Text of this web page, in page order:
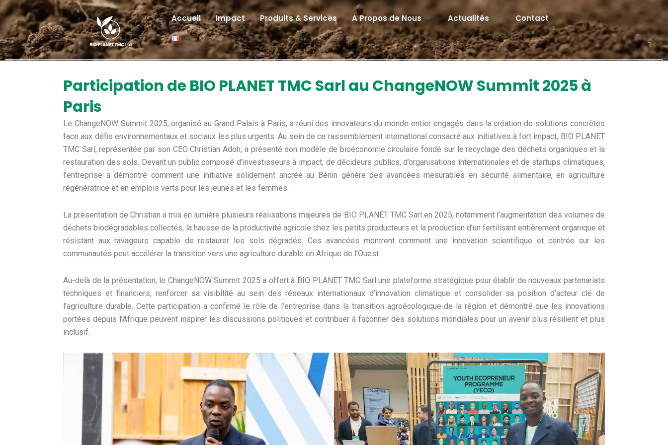
Aller
au
contenu
Accueil Impact Produits & Services A Propos de Nous Actualités Contact
Participation de BIO PLANET TMC Sarl au ChangeNOW Summit 2025 à
Paris
Le ChangeNOW Summit 2025, organisé au Grand Palais à Paris, a réuni des innovateurs du monde entier engagés dans la création de solutions concrètes
face aux défis environnementaux et sociaux les plus urgents. Au sein de ce rassemblement international consacré aux initiatives à fort impact, BIO PLANET
TMC Sarl, représentée par son CEO Christian Adoh, a présenté son modèle de bioéconomie circulaire fondé sur le recyclage des déchets organiques et la
restauration des sols. Devant un public composé d’investisseurs à impact, de décideurs publics, d’organisations internationales et de startups climatiques,
l’entreprise a démontré comment une initiative solidement ancrée au Bénin génère des avancées mesurables en sécurité alimentaire, en agriculture
régénératrice et en emplois verts pour les jeunes et les femmes.
La présentation de Christian a mis en lumière plusieurs réalisations majeures de BIO PLANET TMC Sarl en 2025, notamment l’augmentation des volumes de
déchets biodégradables collectés, la hausse de la productivité agricole chez les petits producteurs et la production d’un fertilisant entièrement organique et
résistant aux ravageurs capable de restaurer les sols dégradés. Ces avancées montrent comment une innovation scientifique et centrée sur les
communautés peut accélérer la transition vers une agriculture durable en Afrique de l’Ouest.
Au-delà de la présentation, le ChangeNOW Summit 2025 a offert à BIO PLANET TMC Sarl une plateforme stratégique pour établir de nouveaux partenariats
techniques et financiers, renforcer sa visibilité au sein des réseaux internationaux d’innovation climatique et consolider sa position d’acteur clé de
l’agriculture durable. Cette participation a confirmé le rôle de l’entreprise dans la transition agroécologique de la région et démontré que les innovations
portées depuis l’Afrique peuvent inspirer les discussions politiques et contribuer à façonner des solutions mondiales pour un avenir plus résilient et plus
inclusif.